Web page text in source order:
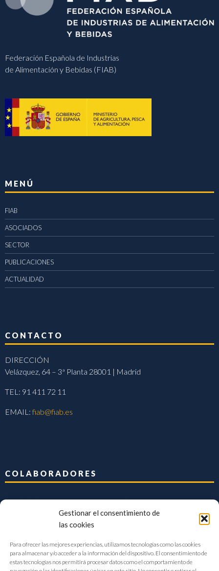
Gestionar el consentimiento de
las cookies
Para ofrecer las mejores experiencias, utilizamos tecnologías como las cookies
para almacenar y/o acceder a la información del dispositivo. El consentimiento de
estas tecnologías nos permitirá procesar datos como el comportamiento de
Federación Española de Industrias
de Alimentación y Bebidas (FIAB)
MENÚ
FIAB
ASOCIADOS
SECTOR
PUBLICACIONES
ACTUALIDAD
CONTACTO
DIRECCIÓN
Velázquez, 64 – 3ª Planta 28001 | Madrid
TEL: 91 411 72 11
EMAIL:fiab@fiab.es
COLABORADORES